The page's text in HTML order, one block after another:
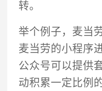
转。
举个例子，麦当
麦当劳的小程序
公众号可以提供
动积累一定比例